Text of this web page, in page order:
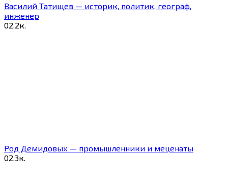
Василий Татищев — историк, политик, географ,
инженер
02.2к.
Род Демидовых — промышленники и меценаты
02.3к.